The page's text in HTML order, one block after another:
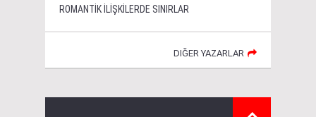
ROMANTİK İLİŞKİLERDE SINIRLAR
DIĞER YAZARLAR